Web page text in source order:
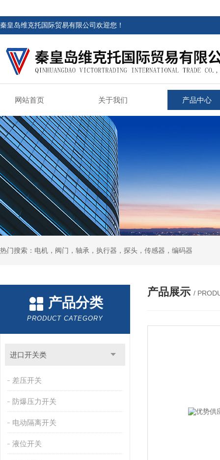
秦皇岛维克托国际贸易有限公司欢迎您！
网站首页 关于我们 产品中心
热门搜索：电机，阀门，轴承，执行器，探头，传感器，编码器
产品分类
PRODUCT CATEGORY
进口开关类
差压开关
防爆压力开关
电动隔离开关
液位开关
产品展示 /